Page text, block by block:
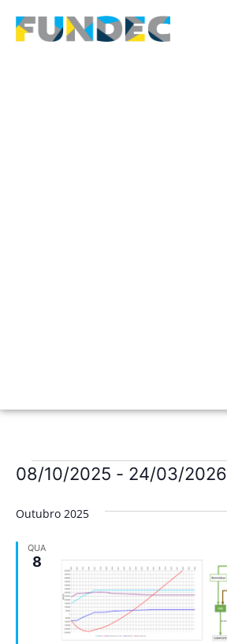
08/10/2025 - 24/03/2026
data.
Outubro 2025
QUA
8